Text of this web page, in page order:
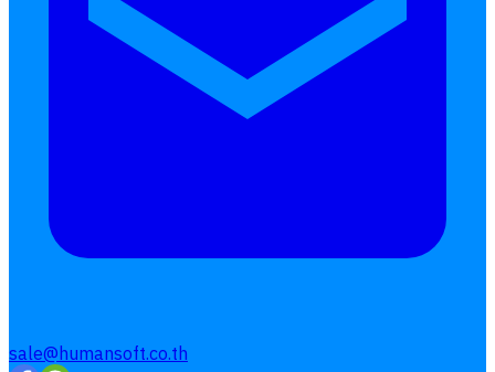
sale@humansoft.co.th